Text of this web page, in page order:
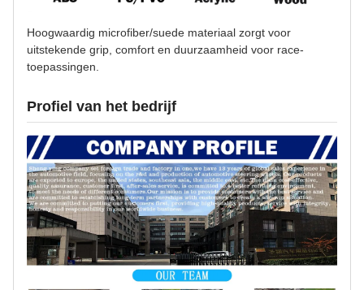
Hoogwaardig microfiber/suede materiaal zorgt voor
uitstekende grip, comfort en duurzaamheid voor race-
toepassingen.
Profiel van het bedrijf